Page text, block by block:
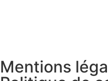
Mentions